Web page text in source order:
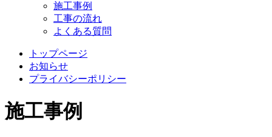
施工事例
工事の流れ
よくある質問
トップページ
お知らせ
プライバシーポリシー
施工事例